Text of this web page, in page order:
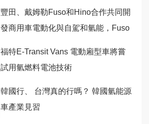
豐田、戴姆勒Fuso和Hino合作共同開
發商用車電動化與自駕和氫能，Fuso
福特E-Transit Vans 電動廂型車將嘗
試用氫燃料電池技術
韓國行、 台灣真的行嗎？ 韓國氫能源
車產業見習